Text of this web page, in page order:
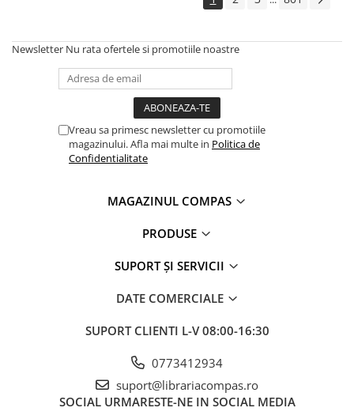
Romane și literatură
Clasici români și universali
Thriller și mister
Young adult
Dezvoltare personală și non-
Psihologie și dezvoltare personală
Parenting și educație
Sănătate și stil de viață
Newsletter Nu rata ofertele si promotiile noastre
Vreau sa primesc newsletter cu promotiile
magazinului. Afla mai multe in Politica de
Confidentialitate
MAGAZINUL COMPAS
PRODUSE
SUPORT ȘI SERVICII
DATE COMERCIALE
SUPORT CLIENTI L-V 08:00-16:30
0773412934
suport@librariacompas.ro
SOCIAL URMARESTE-NE IN SOCIAL MEDIA